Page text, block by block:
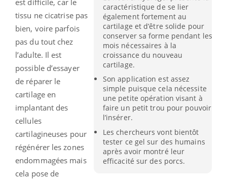
caractéristique de se lier
également fortement au
cartilage et d’être solide pour
conserver sa forme pendant les
mois nécessaires à la
croissance du nouveau
cartilage.
Son application est assez
simple puisque cela nécessite
une petite opération visant à
faire un petit trou pour pouvoir
l’insérer.
Les chercheurs vont bientôt
tester ce gel sur des humains
après avoir montré leur
efficacité sur des porcs.
est difficile, car le
tissu ne cicatrise pas
bien, voire parfois
pas du tout chez
l’adulte. Il est
possible d’essayer
de réparer le
cartilage en
implantant des
cellules
cartilagineuses pour
régénérer les zones
endommagées mais
cela pose de